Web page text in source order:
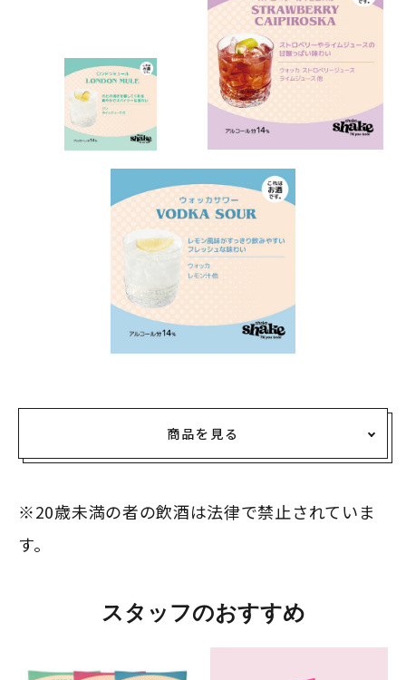
商品を見る
※20歳未満の者の飲酒は法律で禁止されていま
す。
スタッフのおすすめ